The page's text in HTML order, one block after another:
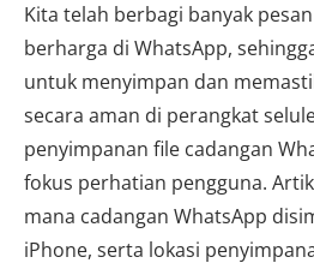
Kita telah berbagi banyak
berharga di WhatsApp,
untuk menyimpan dan
secara aman di perangkat
penyimpanan file cadangan
fokus perhatian pengguna.
mana cadangan WhatsApp
iPhone, serta lokasi